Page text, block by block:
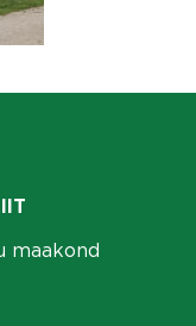
maakond